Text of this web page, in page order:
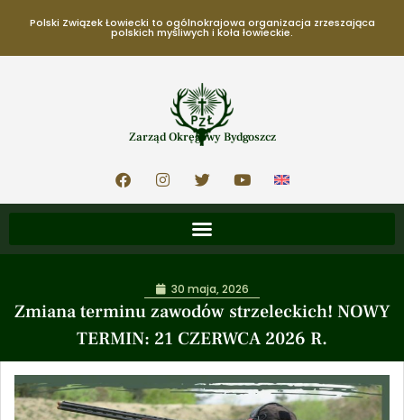
Polski Związek Łowiecki to ogólnokrajowa organizacja zrzeszająca
polskich myśliwych i koła łowieckie.
Zarząd Okręgowy Bydgoszcz
Zmiana terminu zawodów strzeleckich! NOWY
TERMIN: 21 CZERWCA 2026 R.
30 maja, 2026